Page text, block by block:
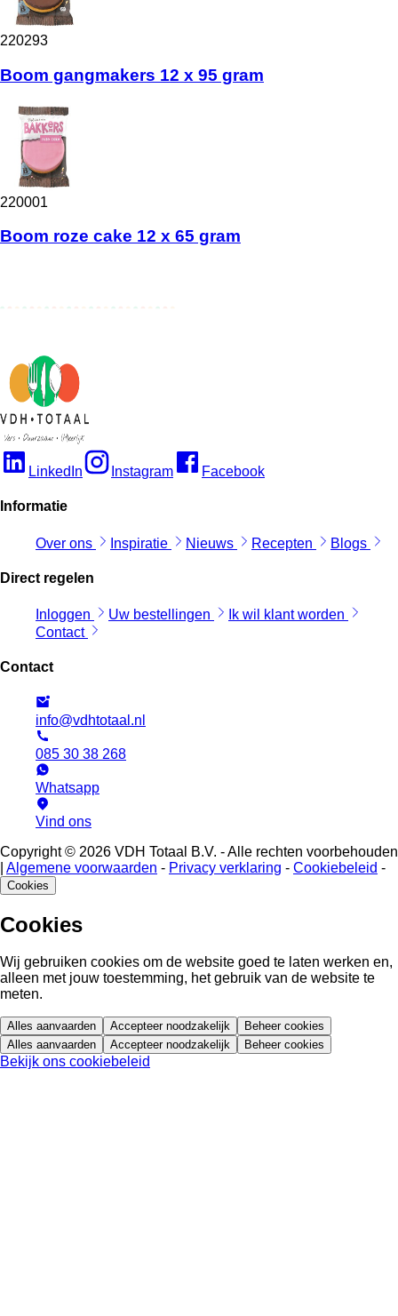
220293
Boom gangmakers 12 x 95 gram
220001
Boom roze cake 12 x 65 gram
LinkedIn Instagram Facebook
Informatie
Over ons Inspiratie Nieuws Recepten Blogs
Direct regelen
Inloggen Uw bestellingen
Ik wil klant worden
Contact
Contact
info@vdhtotaal.nl
085 30 38 268
Whatsapp
Vind ons
Copyright © 2026 VDH Totaal B.V. - Alle rechten voorbehouden
Algemene voorwaarden - Privacy verklaring - Cookiebeleid -
Cookies
Cookies
Wij gebruiken cookies om de website goed te laten werken en,
alleen met jouw toestemming, het gebruik van de website te
meten.
Alles aanvaarden Accepteer noodzakelijk
Beheer cookies
Alles aanvaarden
Accepteer noodzakelijk Beheer cookies
Bekijk ons cookiebeleid